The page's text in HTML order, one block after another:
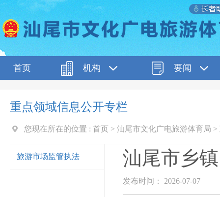
首页 机构 要闻
重点领域信息公开专栏
您现在所在的位置 : 首页 > 汕尾市文化广电旅游体育局 >
旅游市场监管执法 汕尾市乡
发布时间： 2026-07-07